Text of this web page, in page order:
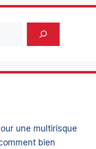
une multirisque
bien